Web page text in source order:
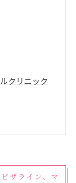
クリニック
ザライン、マ